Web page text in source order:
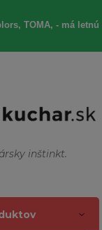
TOMA, - má
inštinkt.